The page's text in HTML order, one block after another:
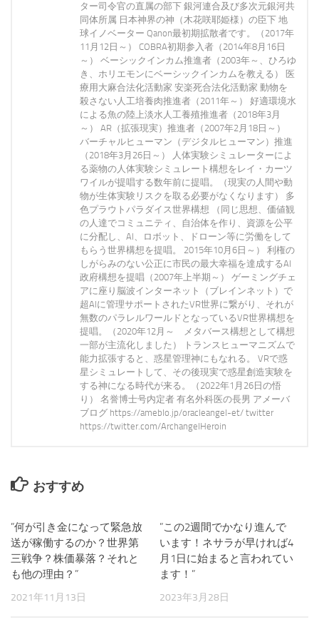
ター司令官の直属の部下 銀河連合及び多次元銀河共
同体所属 日本神界の神（木花咲耶姫様）の臣下 地
球イノベーター Qanon最初期拡散者です。（2017年
11月12日～） COBRA初期参入者（2014年8月16日
～） ベーシックインカム推進者（2003年～、ひろゆ
き、ホリエモンにベーシックインカムを教える） 医
療用大麻合法化活動家 安楽死合法化活動家 動物を
殺さない人工培養肉推進者（2011年～） 好適環境水
による魚の陸上淡水人工養殖推進者（2018年3月
～） AR（拡張現実）推進者（2007年2月18日～）
バーチャルヒューマン（デジタルヒューマン）推進
（2018年3月26日～） 人体実験シミュレーターによ
る薬物の人体実験シミュレート構想をレイ・カーツ
ワイルが提唱する数年前に提唱。（現実の人間や動
物が生体実験リスクを取る必要がなくなります） 多
色プラウトパラダイス世界構想 （同じ思想、価値観
の人達でコミュニティ、自治体を作り、資源を公平
に分配し、AI、ロボット、ドローン等に労働をして
もらう世界構想を提唱。 2015年10月6日～） 利権の
しがらみのない公正に市民の最大幸福を達成するAI
政府構想を提唱（2007年上半期～） ゲーミングチェ
アに座り脳波インターネット（ブレインネット）で
超AIに管理サポートされたVR世界に繋がり、それが
無数のパラレルワールドとなっているVR世界構想を
提唱。（2020年12月～ メタバース構想として構想
一部が主流化しました） トランスヒューマニズムで
能力拡張すると、惑星管理神にもなれる。 VRで惑
星シミュレートして、その後現実で惑星創造実験を
する神になる時代が来る。（2022年1月26日の悟
り） 名誉博士号内定者 有名外科医の長男 アメーバ
ブログ https://ameblo.jp/oracleangel-et/ twitter
https://twitter.com/ArchangelHeroin
おすすめ
”何が引き金になって緊急放
送が稼働するのか？世界第
三戦争？株価暴落？それと
も他の理由？”
2021年11月13日
”この2週間でかなり進んで
います！ネサラが早ければ4
月1日に始まると言われてい
ます！”
2023年3月28日